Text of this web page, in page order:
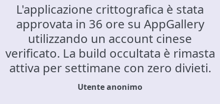
L'applicazione crittografica è stata
approvata in 36 ore su AppGallery
utilizzando un account cinese
verificato. La build occultata è rimasta
attiva per settimane con zero divieti.
Utente anonimo